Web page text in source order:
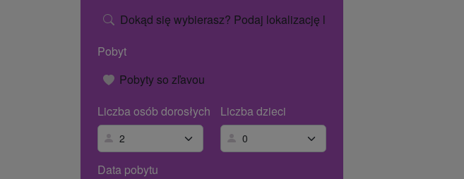
Dokąd się wybierasz? Podaj lokalizację lub nazwę hotelu.
Pobyt
Pobyty so zľavou
Liczba osób dorosłych
Liczba dzieci
Data pobytu